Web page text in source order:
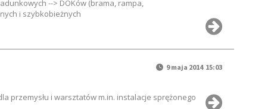
--> DOKów (brama, rampa,
i szybkobieżnych
9 maja 2014 15:03
przemysłu i warsztatów m.in. instalacje sprężonego